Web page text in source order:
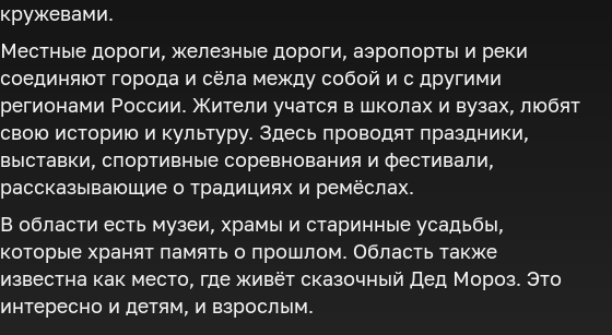
кружевами.
Местные дороги, железные дороги, аэропорты и реки
соединяют города и сёла между собой и с другими
регионами России. Жители учатся в школах и вузах, любят
свою историю и культуру. Здесь проводят праздники,
выставки, спортивные соревнования и фестивали,
рассказывающие о традициях и ремёслах.
В области есть музеи, храмы и старинные усадьбы,
которые хранят память о прошлом. Область также
известна как место, где живёт сказочный Дед Мороз. Это
интересно и детям, и взрослым.